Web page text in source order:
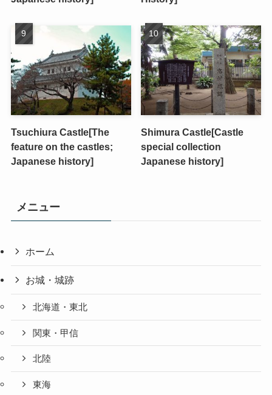
Tsuchiura Castle[The
feature on the castles;
Japanese history]
Shimura Castle[Castle
special collection
Japanese history]
メニュー
ホーム
お城・城跡
北海道・東北
関東・甲信
北陸
東海